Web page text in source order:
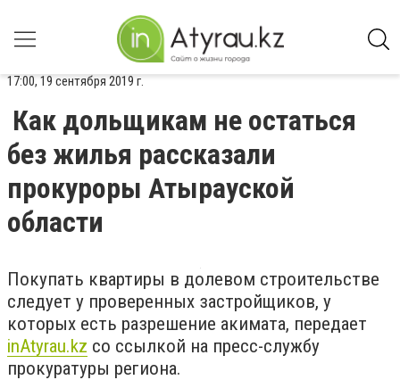
17:00, 19 сентября 2019 г.
Как дольщикам не остаться
без жилья рассказали
прокуроры Атырауской
области
Покупать квартиры в долевом строительстве
следует у проверенных застройщиков, у
которых есть разрешение акимата, передает
inAtyrau.kz со ссылкой на пресс-службу
прокуратуры региона.